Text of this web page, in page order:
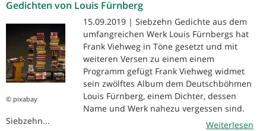
Gedichten von Louis Fürnberg
© pixabay
15.09.2019 | Siebzehn Gedichte aus dem
umfangreichen Werk Louis Fürnbergs hat
Frank Viehweg in Töne gesetzt und mit
weiteren Versen zu einem einem
Programm gefügt Frank Viehweg widmet
sein zwölftes Album dem Deutschböhmen
Louis Fürnberg, einem Dichter, dessen
Name und Werk nahezu vergessen sind.
Siebzehn...
Weiterlesen